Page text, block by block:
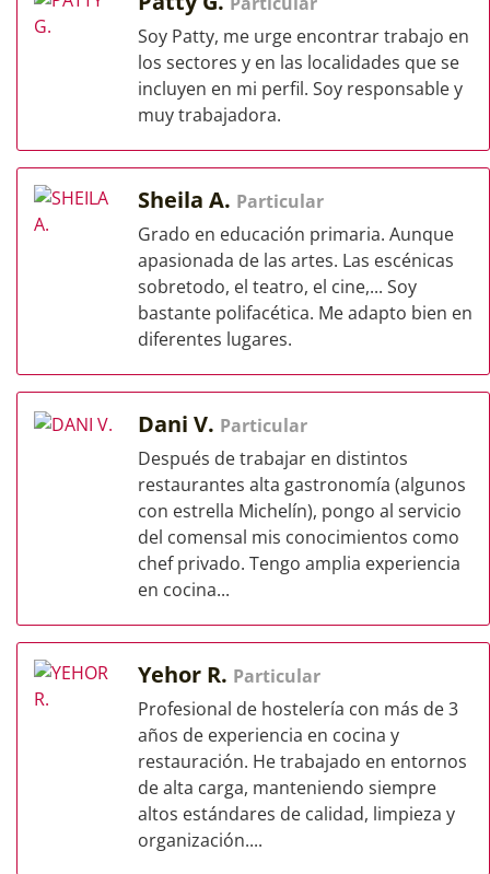
Soy Patty, me urge encontrar trabajo en
los sectores y en las localidades que se
incluyen en mi perfil. Soy responsable y
muy trabajadora.
Sheila A. Particular
Grado en educación primaria. Aunque
apasionada de las artes. Las escénicas
sobretodo, el teatro, el cine,... Soy
bastante polifacética. Me adapto bien en
diferentes lugares.
Dani V. Particular
Después de trabajar en distintos
restaurantes alta gastronomía (algunos
con estrella Michelín), pongo al servicio
del comensal mis conocimientos como
chef privado. Tengo amplia experiencia
en cocina...
Yehor R. Particular
Profesional de hostelería con más de 3
años de experiencia en cocina y
restauración. He trabajado en entornos
de alta carga, manteniendo siempre
altos estándares de calidad, limpieza y
organización....